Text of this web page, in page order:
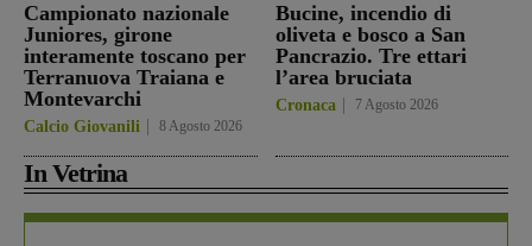
Campionato nazionale
Juniores, girone
interamente toscano per
Terranuova Traiana e
Montevarchi
Calcio Giovanili 8 Agosto 2026
Bucine, incendio di
oliveta e bosco a San
Pancrazio. Tre ettari
l’area bruciata
Cronaca 7 Agosto 2026
In Vetrina